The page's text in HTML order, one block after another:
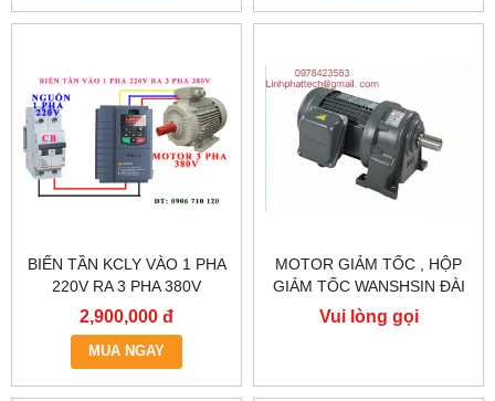
BIẾN TẦN KCLY VÀO 1 PHA
220V RA 3 PHA 380V
0.75KW, BIẾN TẦN KCLY
KOC600-R75GT3-B
2,900,000 đ
MUA NGAY
MOTOR GIẢM TỐC , HỘP
GIẢM TỐC WANSHSIN ĐÀI
LOAN GH40-2200-3S /
2.2KW 2200W 3HP
Vui lòng gọi